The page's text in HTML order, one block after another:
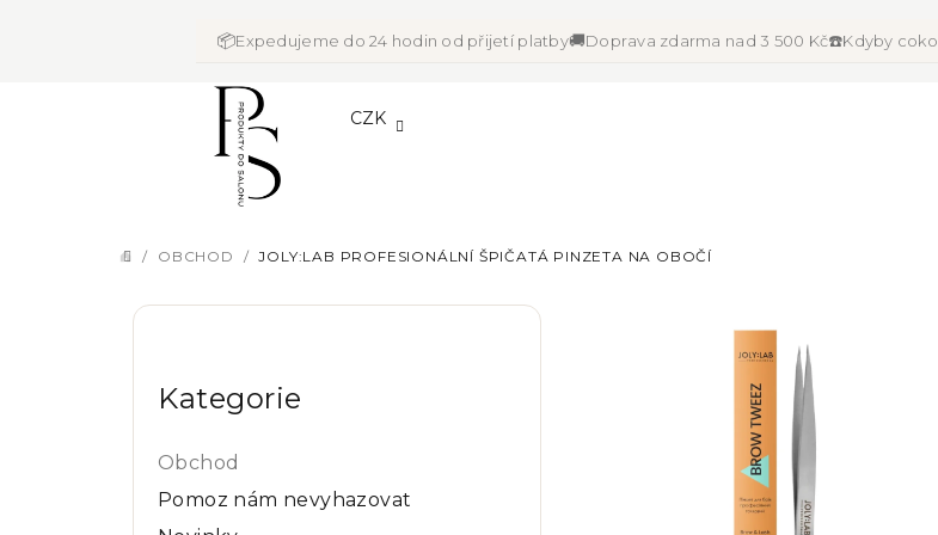
📦Expedujeme do 24 hodin od přijetí platby🚚Doprava zdarma nad 3 500 Kč☎️Kdyby
CZK
DOMŮ
/ OBCHOD / JOLY:LAB PROFESIONÁLNÍ ŠPIČATÁ PINZETA NA OBOČÍ
Kategorie
Obchod
Pomoz nám nevyhazovat